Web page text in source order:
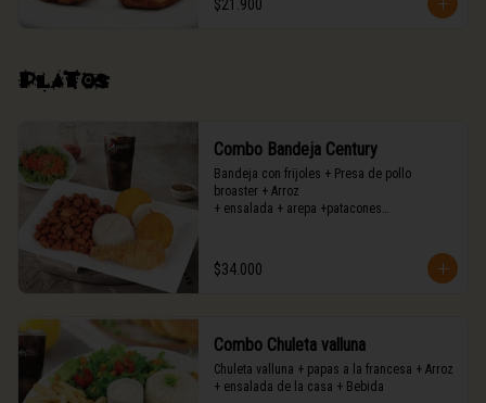
$21.900
Platos
Combo Bandeja Century
Bandeja con frijoles + Presa de pollo
broaster + Arroz
+ ensalada + arepa +patacones
$34.000
Combo Chuleta valluna
Chuleta valluna + papas a la francesa + Arroz
+ ensalada de la casa + Bebida